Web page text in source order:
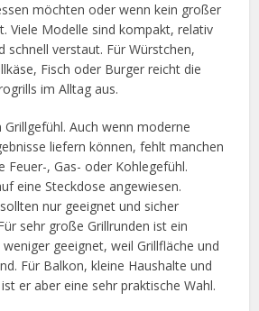
möchten oder wenn kein großer
Viele Modelle sind kompakt, relativ
schnell verstaut. Für Würstchen,
Fisch oder Burger reicht die
im Alltag aus.
Auch wenn moderne
liefern können, fehlt manchen
Feuer-, Gas- oder Kohlegefühl.
eine Steckdose angewiesen.
nur geeignet und sicher
sehr große Grillrunden ist ein
geeignet, weil Grillfläche und
Für Balkon, kleine Haushalte und
er aber eine sehr praktische Wahl.